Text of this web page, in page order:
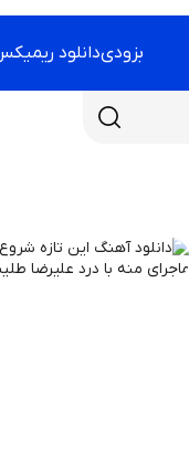
بزودیدانلود